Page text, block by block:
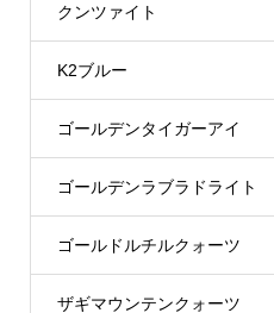
クンツァイト
K2ブルー
ゴールデンタイガーアイ
ゴールデンラブラドライト
ゴールドルチルクォーツ
ザギマウンテンクォーツ